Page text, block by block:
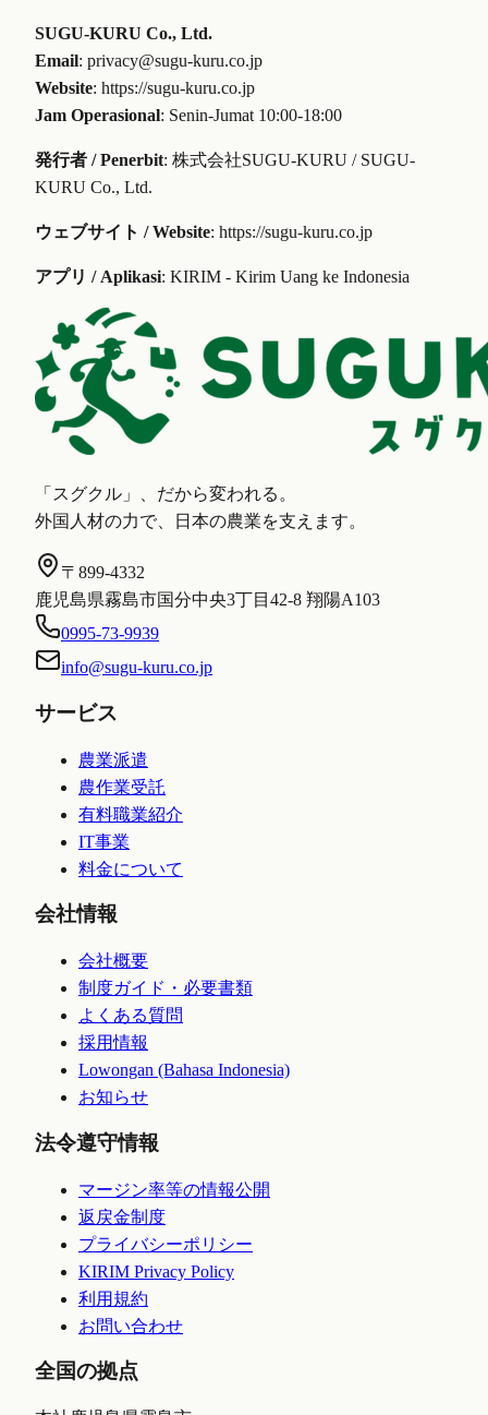
SUGU-KURU Co., Ltd.
Email: privacy@sugu-kuru.co.jp
Website: https://sugu-kuru.co.jp
Jam Operasional: Senin-Jumat 10:00-18:00
発行者 / Penerbit: 株式会社SUGU-KURU / SUGU-
KURU Co., Ltd.
ウェブサイト / Website: https://sugu-kuru.co.jp
アプリ / Aplikasi: KIRIM - Kirim Uang ke Indonesia
「スグクル」、だから変われる。
外国人材の力で、日本の農業を支えます。
〒899-4332
鹿児島県霧島市国分中央3丁目42-8 翔陽A103
0995-73-9939
info@sugu-kuru.co.jp
サービス
農業派遣
農作業受託
有料職業紹介
IT事業
料金について
会社情報
会社概要
制度ガイド・必要書類
よくある質問
採用情報
Lowongan (Bahasa Indonesia)
お知らせ
法令遵守情報
マージン率等の情報公開
返戻金制度
プライバシーポリシー
KIRIM Privacy Policy
利用規約
お問い合わせ
全国の拠点